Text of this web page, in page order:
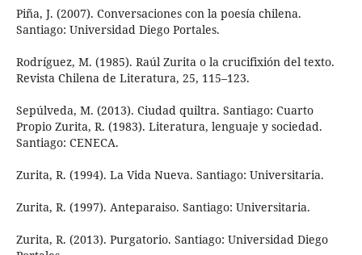
Piña, J. (2007). Conversaciones con la poesía chilena.
Santiago: Universidad Diego Portales.
Rodríguez, M. (1985). Raúl Zurita o la crucifixión del texto.
Revista Chilena de Literatura, 25, 115–123.
Sepúlveda, M. (2013). Ciudad quiltra. Santiago: Cuarto
Propio Zurita, R. (1983). Literatura, lenguaje y sociedad.
Santiago: CENECA.
Zurita, R. (1994). La Vida Nueva. Santiago: Universitaria.
Zurita, R. (1997). Anteparaiso. Santiago: Universitaria.
Zurita, R. (2013). Purgatorio. Santiago: Universidad Diego